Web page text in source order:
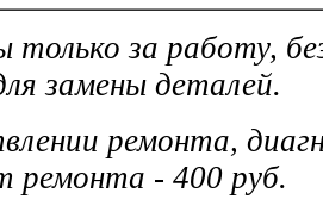
только за работу,
замены деталей.
ремонта,
ремонта - 400 руб.